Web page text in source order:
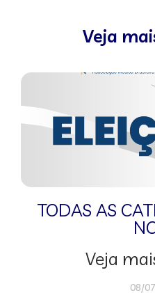
Veja
TODAS AS
Veja
08/